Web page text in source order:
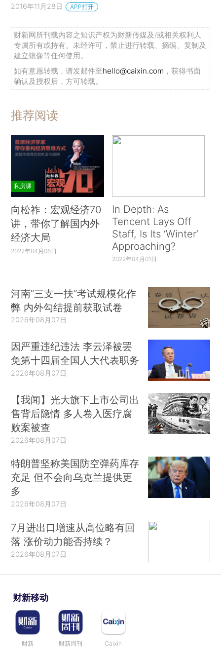
2016年11月28日 APP打开
财新网所刊载内容之知识产权为财新传媒及/或相关权利人
专属所有或持有。未经许可，禁止进行转载、摘编、复制及
建立镜像等任何使用。
如有意愿转载，请发邮件至hello@caixin.com ，获得书面
确认及授权后，方可转载。
推荐阅读
私房课
向松祚：宏观经济70
讲，带你了解国内外
经济大局
2022年04月06日
In Depth: As
Tencent Lays Off
Staff, Is Its ‘Winter’
Approaching?
2022年04月01日
河南“三支一扶”考试规模化作
弊 内外勾结提前获取试卷
2026年08月07日
因严重违纪违法 李云泽被罢
免第十四届全国人大代表职务
2026年08月07日
【我闻】光大旗下上市公司出
售背后隐情 多人卷入医疗腐
败案被查
2026年08月07日
特朗普坚称美国防空弹药库存
充足 但不会向乌克兰提供更
多
2026年08月07日
7月进出口增速从高位略有回
落 涨价动力能否持续？
2026年08月07日
财新移动
财新 财新周刊 Caixin